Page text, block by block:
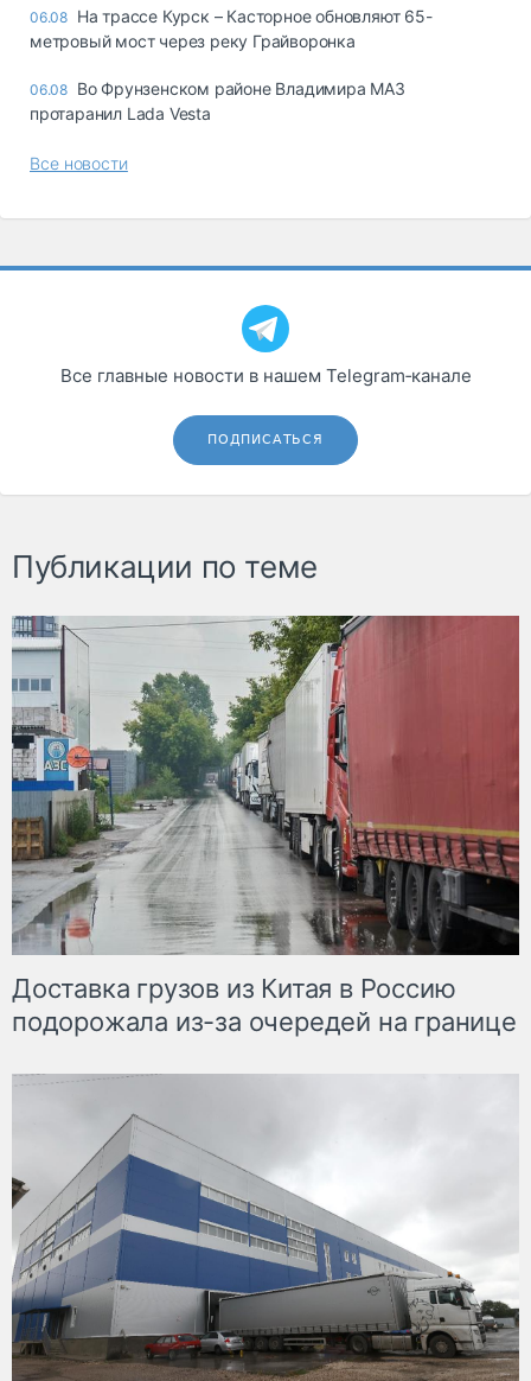
06.08 На трассе Курск – Касторное обновляют 65-
метровый мост через реку Грайворонка
06.08 Во Фрунзенском районе Владимира МАЗ
протаранил Lada Vesta
Все новости
Все главные новости в нашем Telegram‑канале
ПОДПИСАТЬСЯ
Публикации по теме
Доставка грузов из Китая в Россию
подорожала из-за очередей на границе